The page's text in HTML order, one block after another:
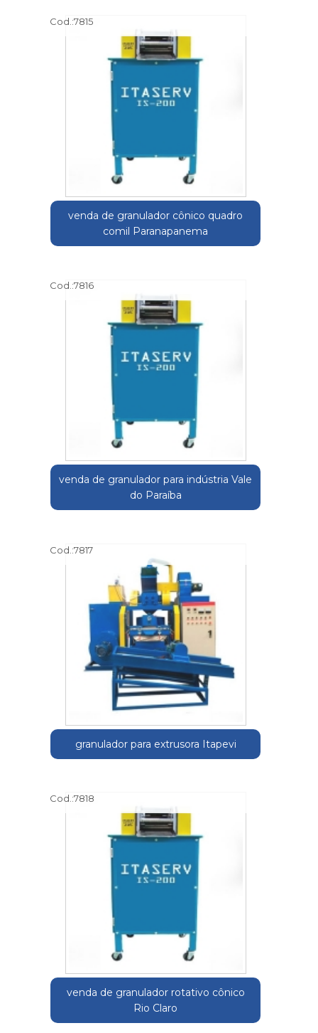
Cod.:7815
venda de granulador cônico quadro
comil Paranapanema
Cod.:7816
venda de granulador para indústria Vale
do Paraíba
Cod.:7817
granulador para extrusora Itapevi
Cod.:7818
venda de granulador rotativo cônico
Rio Claro